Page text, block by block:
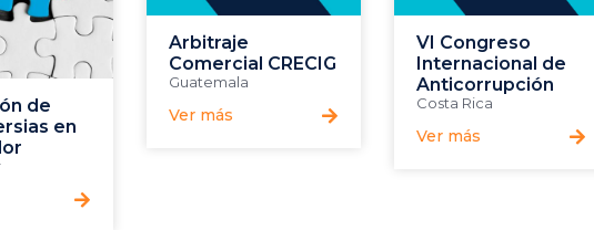
de
en
Arbitraje
Comercial CRECIG
Guatemala
Ver más
VI Congreso
Internacional de
Anticorrupción
Costa Rica
Ver más